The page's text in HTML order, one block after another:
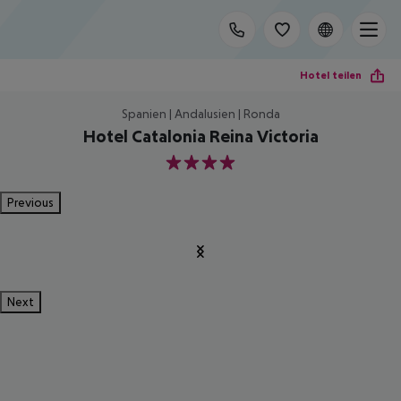
Hotel teilen
Spanien | Andalusien | Ronda
Hotel Catalonia Reina Victoria
4
Previous
Next